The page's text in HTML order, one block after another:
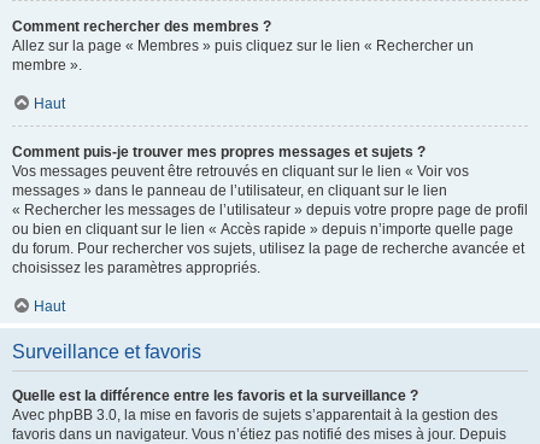
Comment rechercher des membres ?
Allez sur la page « Membres » puis cliquez sur le lien « Rechercher un
membre ».
Haut
Comment puis-je trouver mes propres messages et sujets ?
Vos messages peuvent être retrouvés en cliquant sur le lien « Voir vos
messages » dans le panneau de l’utilisateur, en cliquant sur le lien
« Rechercher les messages de l’utilisateur » depuis votre propre page de profil
ou bien en cliquant sur le lien « Accès rapide » depuis n’importe quelle page
du forum. Pour rechercher vos sujets, utilisez la page de recherche avancée et
choisissez les paramètres appropriés.
Haut
Surveillance et favoris
Quelle est la différence entre les favoris et la surveillance ?
Avec phpBB 3.0, la mise en favoris de sujets s’apparentait à la gestion des
favoris dans un navigateur. Vous n’étiez pas notifié des mises à jour. Depuis